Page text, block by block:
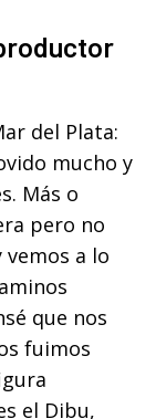
del Plata:
mucho y
Más o
pero no
vemos a lo
que nos
fuimos
el Dibu,